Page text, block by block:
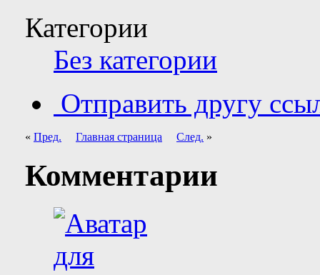
Категории
Без категории
Отправить другу
« Пред. Главная страница След. »
Комментарии